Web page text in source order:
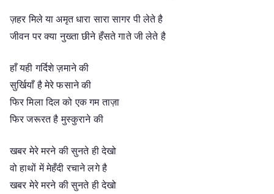
ज़हर मिले या अमृत धारा सारा सागर पी लेते है
जीवन पर क्या नुख्ता छीने हँसते गाते जी लेते है
हाँ यही गर्दिशे ज़माने की
सुर्खियाँ है मेरे फसाने की
फिर मिला दिल को एक गम ताज़ा
फिर जरूरत है मुस्कुराने की
खबर मेरे मरने की सुनते ही देखो
वो हाथों में मेहँदी रचाने लगे है
खबर मेरे मरने की सुनते ही देखो